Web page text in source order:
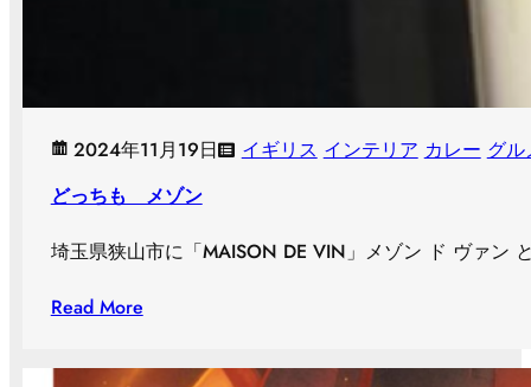
2024年11月19日 イギリス インテリア カレー グル
どっちも メゾン
埼玉県狭山市に「MAISON DE VIN」メゾン ド ヴァ
Read More